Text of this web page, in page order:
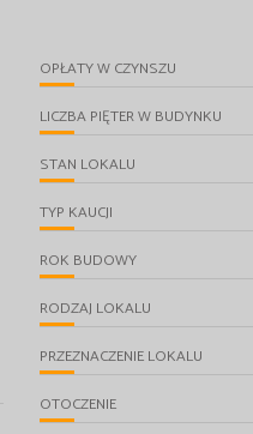
OPŁATY W CZYNSZU
LICZBA PIĘTER W BUDYNKU
STAN LOKALU
TYP KAUCJI
ROK BUDOWY
RODZAJ LOKALU
PRZEZNACZENIE LOKALU
OTOCZENIE